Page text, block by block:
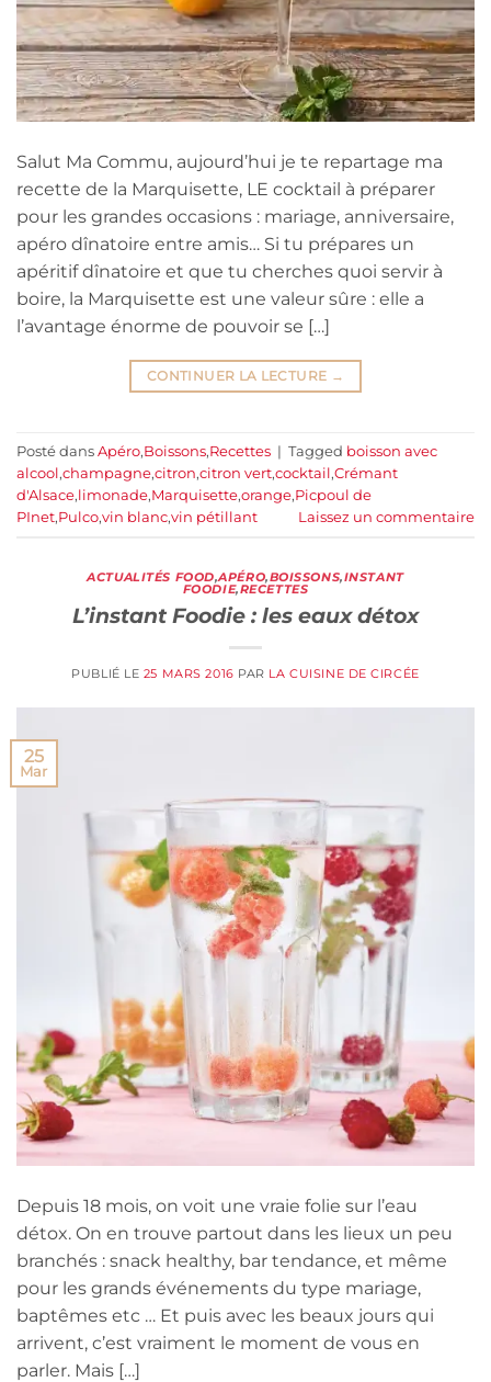
Salut Ma Commu, aujourd’hui je te repartage ma
recette de la Marquisette, LE cocktail à préparer
pour les grandes occasions : mariage, anniversaire,
apéro dînatoire entre amis… Si tu prépares un
apéritif dînatoire et que tu cherches quoi servir à
boire, la Marquisette est une valeur sûre : elle a
l’avantage énorme de pouvoir se […]
CONTINUER LA LECTURE →
Posté dans Apéro,Boissons,Recettes | Tagged boisson avec
alcool,champagne,citron,citron vert,cocktail,Crémant
d'Alsace,limonade,Marquisette,orange,Picpoul de
PInet,Pulco,vin blanc,vin pétillant Laissez un commentaire
ACTUALITÉS FOOD,APÉRO,BOISSONS,INSTANT
FOODIE,RECETTES
L’instant Foodie : les eaux détox
PUBLIÉ LE 25 MARS 2016 PAR LA CUISINE DE CIRCÉE
25
Mar
Depuis 18 mois, on voit une vraie folie sur l’eau
détox. On en trouve partout dans les lieux un peu
branchés : snack healthy, bar tendance, et même
pour les grands événements du type mariage,
baptêmes etc … Et puis avec les beaux jours qui
arrivent, c’est vraiment le moment de vous en
parler. Mais […]